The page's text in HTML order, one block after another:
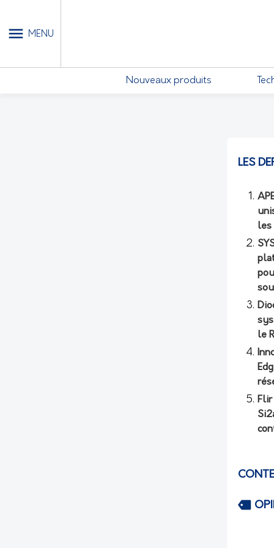
MENU
Nouveaux produits
LES
les
le